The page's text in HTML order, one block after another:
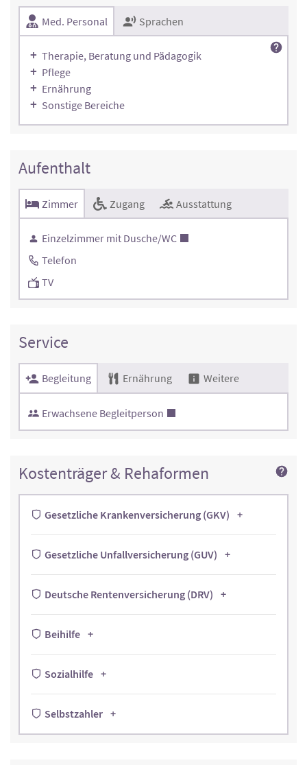
Med. Personal Sprachen
Therapie, Beratung und Pädagogik
Pflege
Ernährung
Sonstige Bereiche
Aufenthalt
Zimmer Zugang Ausstattung
Einzelzimmer mit Dusche/WC
Telefon
TV
Service
Begleitung Ernährung Weitere
Erwachsene Begleitperson
Kostenträger & Rehaformen
Gesetzliche Krankenversicherung (GKV)
Gesetzliche Unfallversicherung (GUV)
Deutsche Rentenversicherung (DRV)
Beihilfe
Sozialhilfe
Selbstzahler